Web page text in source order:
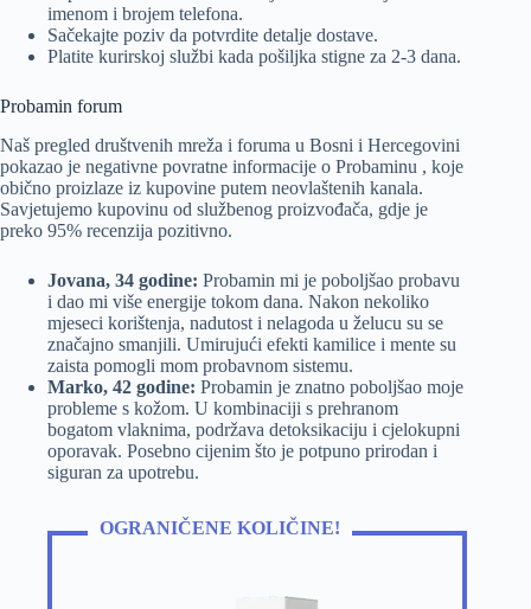
imenom i brojem telefona.
Sačekajte poziv da potvrdite detalje dostave.
Platite kurirskoj službi kada pošiljka stigne za 2-3 dana.
Probamin forum
Naš pregled društvenih mreža i foruma u Bosni i Hercegovini
pokazao je negativne povratne informacije o Probaminu , koje
obično proizlaze iz kupovine putem neovlaštenih kanala.
Savjetujemo kupovinu od službenog proizvođača, gdje je
preko 95% recenzija pozitivno.
Jovana, 34 godine: Probamin mi je poboljšao probavu
i dao mi više energije tokom dana. Nakon nekoliko
mjeseci korištenja, nadutost i nelagoda u želucu su se
značajno smanjili. Umirujući efekti kamilice i mente su
zaista pomogli mom probavnom sistemu.
Marko, 42 godine: Probamin je znatno poboljšao moje
probleme s kožom. U kombinaciji s prehranom
bogatom vlaknima, podržava detoksikaciju i cjelokupni
oporavak. Posebno cijenim što je potpuno prirodan i
siguran za upotrebu.
OGRANIČENE KOLIČINE!